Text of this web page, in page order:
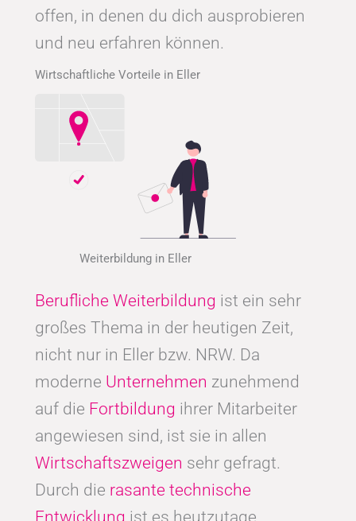
offen, in denen du dich ausprobieren
und neu erfahren können.
Wirtschaftliche Vorteile in Eller
Weiterbildung in Eller
Berufliche Weiterbildung ist ein sehr
großes Thema in der heutigen Zeit,
nicht nur in Eller bzw. NRW. Da
moderne Unternehmen zunehmend
auf die Fortbildung ihrer Mitarbeiter
angewiesen sind, ist sie in allen
Wirtschaftszweigen sehr gefragt.
Durch die rasante technische
Entwicklung ist es heutzutage